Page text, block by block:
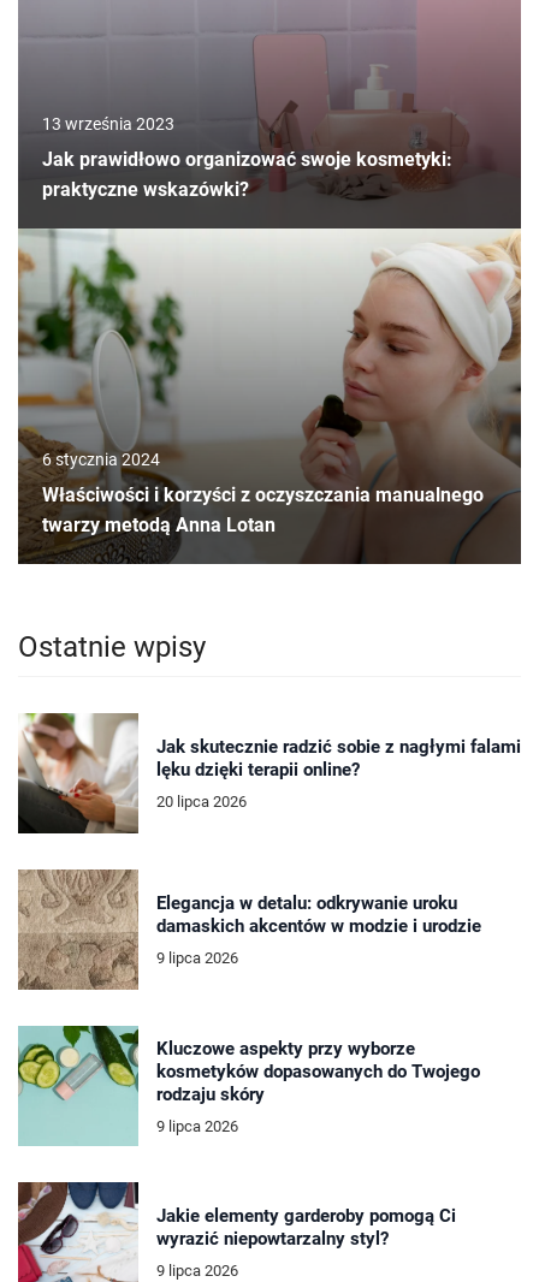
13 września 2023
Jak prawidłowo organizować swoje kosmetyki:
praktyczne wskazówki?
6 stycznia 2024
Właściwości i korzyści z oczyszczania manualnego
twarzy metodą Anna Lotan
Ostatnie wpisy
Jak skutecznie radzić sobie z nagłymi falami
lęku dzięki terapii online?
20 lipca 2026
Elegancja w detalu: odkrywanie uroku
damaskich akcentów w modzie i urodzie
9 lipca 2026
Kluczowe aspekty przy wyborze
kosmetyków dopasowanych do Twojego
rodzaju skóry
9 lipca 2026
Jakie elementy garderoby pomogą Ci
wyrazić niepowtarzalny styl?
9 lipca 2026